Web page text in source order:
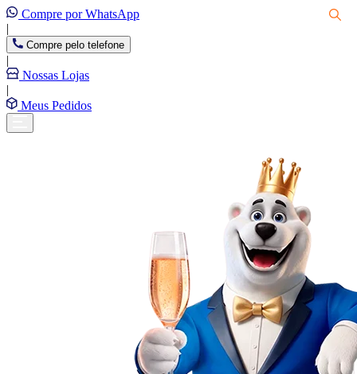
Compre por WhatsApp
|
Compre pelo telefone
|
Nossas Lojas
|
Meus Pedidos